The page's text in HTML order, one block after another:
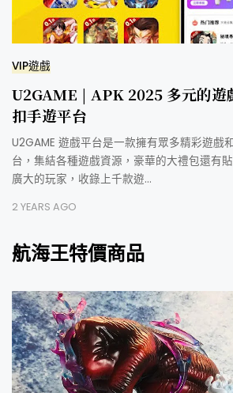
VIP遊戲
U2GAME | APK 2025 多元的遊
扣手遊平台
U2GAME 遊戲平台是一款擁有眾多精彩遊戲
台，集結各種遊戲資源，豪華的大禮包還有
廣大的玩家，收錄上千款遊…
2 YEARS AGO
航海王特價商品